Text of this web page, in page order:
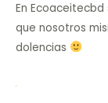
En
que nosotros
dolencias